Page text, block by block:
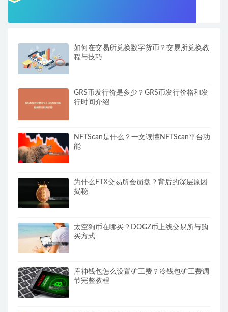
如何在交易所兑换数字货币？交易所兑换教
程与技巧
GRS币发行价是多少？GRS币发行价格和发
行时间介绍
NFTScan是什么？一文读懂NFTScan平台功
能
为什么FTX交易所会崩盘？背后的深层原因
揭秘
太空狗币在哪买？DOGZ币上线交易所与购
买方式
库神钱包怎么设置矿工费？冷钱包矿工费调
节完整教程